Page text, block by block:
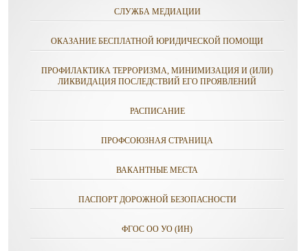
СЛУЖБА МЕДИАЦИИ
ОКАЗАНИЕ БЕСПЛАТНОЙ ЮРИДИЧЕСКОЙ ПОМОЩИ
ПРОФИЛАКТИКА ТЕРРОРИЗМА, МИНИМИЗАЦИЯ И (ИЛИ)
ЛИКВИДАЦИЯ ПОСЛЕДСТВИЙ ЕГО ПРОЯВЛЕНИЙ
РАСПИСАНИЕ
ПРОФСОЮЗНАЯ СТРАНИЦА
ВАКАНТНЫЕ МЕСТА
ПАСПОРТ ДОРОЖНОЙ БЕЗОПАСНОСТИ
ФГОС ОО УО (ИН)